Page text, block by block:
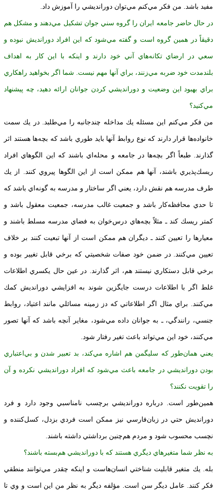
مفيد باشد. من فكر مي‌كنم مي‌توان دورانديشي را آموزش داد.
در حال حاضر جامعه ايران را گروه سني جوان تشكيل مي‌دهند و مشكل هم
دقيقاً در همين گروه است و گفته مي‌شود كه اين افراد دورانديش نبوده و
سعي در ارضاي تكانه‌هاي آني خود دارند و اينكه با اين كار به اهداف
بلندمدت خود ضربه مي‌زنند، براي آنها مهم نيست. شما اگر بخواهيد راهكاري
براي بهبود اين وضعيت و دورانديشي كردن جوانان ارائه دهيد، چه پيشنهاد
مي‌كنيد؟
من فكر مي‌كنم اين مسئله يك مداخله چندجانبه را مي‌طلبد. در يك سمت
خانواده‌ها قرار دارند كه نوع روابط آنها بايد طوري باشد كه بچه‌ها هستند اثر
گذارند. طبعاً اگر بچه‌ها در جامعه و محله‌اي باشند كه اين الگوهاي افراد
ريسك‌پذيري باشند، آنها هم ممكن است از اين الگوها پيروي كنند. از يك
طرف مدرسه هم نقش دارد، يعني اگر ساختار و مدرسه به گونه‌اي باشد كه
تا حدي محافظه‌كار باشد و جمعيت غالب مدرسه، جمعيت معقول باشد و
كمتر ريسك كند ـ مثلاً بچه‌هاي درس‌خوان به فضاي مدرسه مسلط باشند و
معيارها را تعيين كنند ـ ديگران هم ممكن است از آنها تبعيت كنند بر خلاف
تعيين مي‌كنند. در ضمن خود صفات شخصيتي كه برخي قابل تغيير بوده و
برخي قابل دستكاري نيستند هم، اثر گذارند. در عين حال يكسري اطلاعات
غلط اگر با اطلاعات درست جايگزين شوند به افزايشي دورانديش كمك
مي‌كنند. براي مثال اگر اطلاعاتي كه دز زمينه مسائلي مانند اعتياد، روابط
جنسي، رانندگي، ـ به جوانان داده مي‌شود، مغاير آنچه باشد كه آنها تصور
مي‌كنند، خود اين مي‌تواند باعث تغير رفتار شود.
يعني همان‌طور كه سليگمن هم اشاره مي‌كند، بد تعبير شدن و بي‌اعتباري
بودن دورانديشي در جامعه باعث مي‌شود كه افراد دورانديشي نكرده و آن
را تقويت نكنند؟
همين‌طور است. درباره دورانديشي برچسب نامناسبي وجود دارد و فرد
دورانديش حتي در زبان‌فارسي نيز ممكن است فردي بزدل، كسل‌كننده و
نچسب محسوب شود و مردم هم‌چنين برداشتي داشته باشند.
به نظر شما متغيرهاي ديگري هستند كه با دورانديشي هم‌بسته باشند؟
بله. يك متغير قابليت شناختي انسان‌هاست و اينكه چقدر مي‌توانند منطقي
فكر كنند. عامل ديگر سن است. مؤلفه ديگر به نظر من اين است و وي تا